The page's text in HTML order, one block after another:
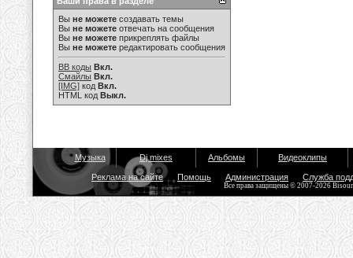
Вы не можете создавать темы
Вы не можете отвечать на сообщения
Вы не можете прикреплять файлы
Вы не можете редактировать сообщения
BB коды Вкл.
Смайлы Вкл.
[IMG] код Вкл.
HTML код Выкл.
Музыка Dj mixes Альбомы Видеоклипы
Реклама на сайте Помощь Администрация Служба
Все права защищены © 2007-2026